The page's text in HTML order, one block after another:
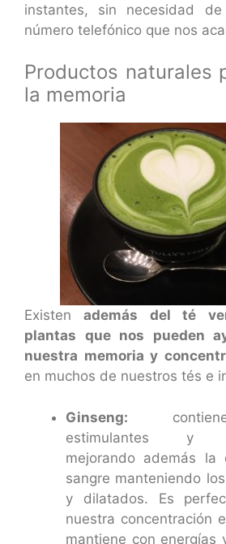
instantes, sin necesidad
número telefónico que nos
Productos naturales
la memoria
Existenademás del té
plantas que nos pueden
nuestra memoria y
en muchos de nuestros tés e
Ginseng: contiene
estimulantes y
mejorando además la
sangre manteniendo
y dilatados. Es
nuestra concentración
mantiene con energías